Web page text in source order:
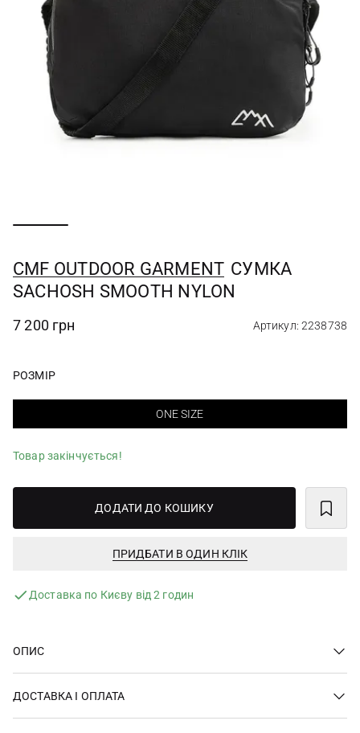
CMF OUTDOOR GARMENT СУМКА
SACHOSH SMOOTH NYLON
7 200 грн Артикул: 2238738
РОЗМІР
ONE SIZE
Товар закінчується!
ДОДАТИ ДО КОШИКУ
ПРИДБАТИ В ОДИН КЛІК
Доставка по Києву від 2 годин
ОПИС
ДОСТАВКА І ОПЛАТА